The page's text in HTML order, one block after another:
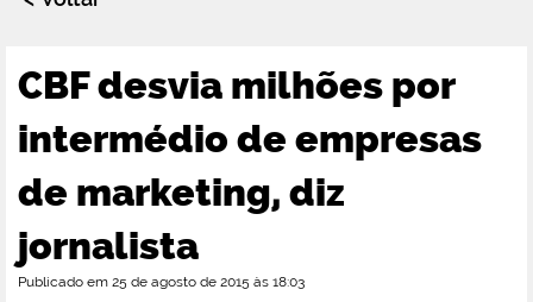
CBF desvia milhões por
intermédio de empresas
de marketing, diz
jornalista
Publicado em 25 de agosto de 2015 às 18:03